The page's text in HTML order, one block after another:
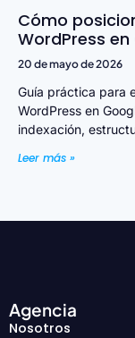
Cómo
WordPress
20 de mayo de 2026
Guía práctica para
WordPress en
indexación,
Leer más »
Agencia
Nosotros